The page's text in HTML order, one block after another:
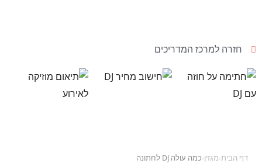
חזרה למרכז המדריכים
דף הבית›מגזין›כמה עולה DJ לחתונה